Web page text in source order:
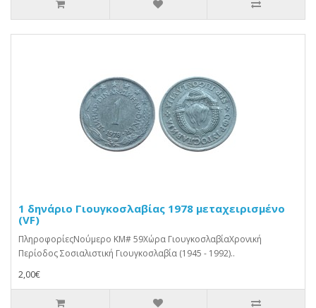
1 δηνάριο Γιουγκοσλαβίας 1978 μεταχειρισμένο
(VF)
ΠληροφορίεςΝούμερο KM# 59Χώρα ΓιουγκοσλαβίαΧρονική
Περίοδος Σοσιαλιστική Γιουγκοσλαβία (1945 - 1992)..
2,00€